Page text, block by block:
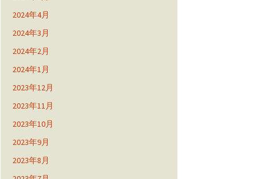
2024年4月
2024年3月
2024年2月
2024年1月
2023年12月
2023年11月
2023年10月
2023年9月
2023年8月